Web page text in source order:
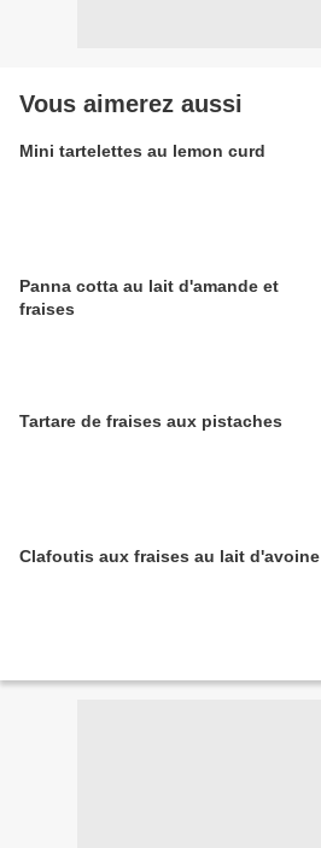
Vous aimerez aussi
Mini tartelettes au lemon curd
Panna cotta au lait d'amande et
fraises
Tartare de fraises aux pistaches
Clafoutis aux fraises au lait d'avoine